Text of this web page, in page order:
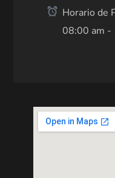
Horario de
08:00 am -